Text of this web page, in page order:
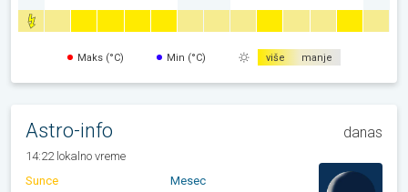
Maks (°C) Min (°C) više manje
Astro-info danas
14:22 lokalno vreme
Sunce
Mesec